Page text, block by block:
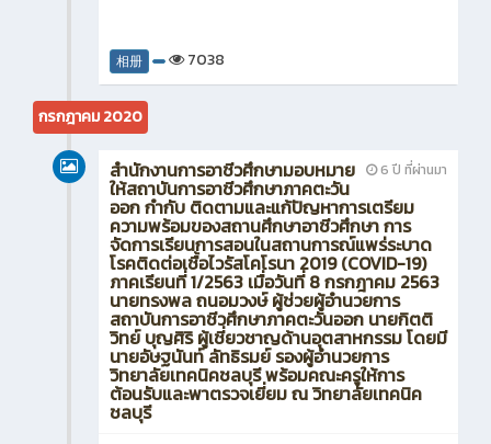
相册 7038
กรกฎาคม 2020
6 ปี ที่ผ่านมา
สำนักงานการอาชีวศึกษามอบหมาย
ให้สถาบันการอาชีวศึกษาภาคตะวัน
ออก กำกับ ติดตามและแก้ปัญหาการเตรียม
ความพร้อมของสถานศึกษาอาชีวศึกษา การ
จัดการเรียนการสอนในสถานการณ์แพร่ระบาด
โรคติดต่อเชื้อไวรัสโคโรนา 2019 (COVID-19)
ภาคเรียนที่ 1/2563 เมื่อวันที่ 8 กรกฎาคม 2563
นายทรงพล ถนอมวงษ์ ผู้ช่วยผู้อำนวยการ
สถาบันการอาชีวศึกษาภาคตะวันออก นายกิตติ
วิทย์ บุญศิริ ผู้เชี่ยวชาญด้านอุตสาหกรรม โดยมี
นายอัษฐนันท์ ลัทธิรมย์ รองผู้อำนวยการ
วิทยาลัยเทคนิคชลบุรี พร้อมคณะครูให้การ
ต้อนรับและพาตรวจเยี่ยม ณ วิทยาลัยเทคนิค
ชลบุรี